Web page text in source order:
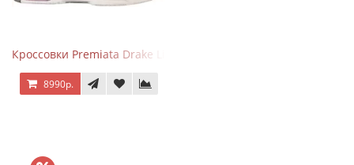
Кроссовки Premiata Drake Light Beige Silver
8990р.